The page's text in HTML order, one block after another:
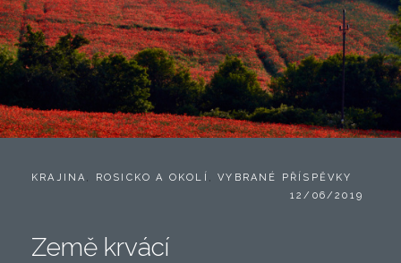
CATEGORIES:
KRAJINA , ROSICKO A OKOLÍ ,VYBRANÉ PŘÍSPĚVKY
POSTED
12/06/2019
Země krvácí